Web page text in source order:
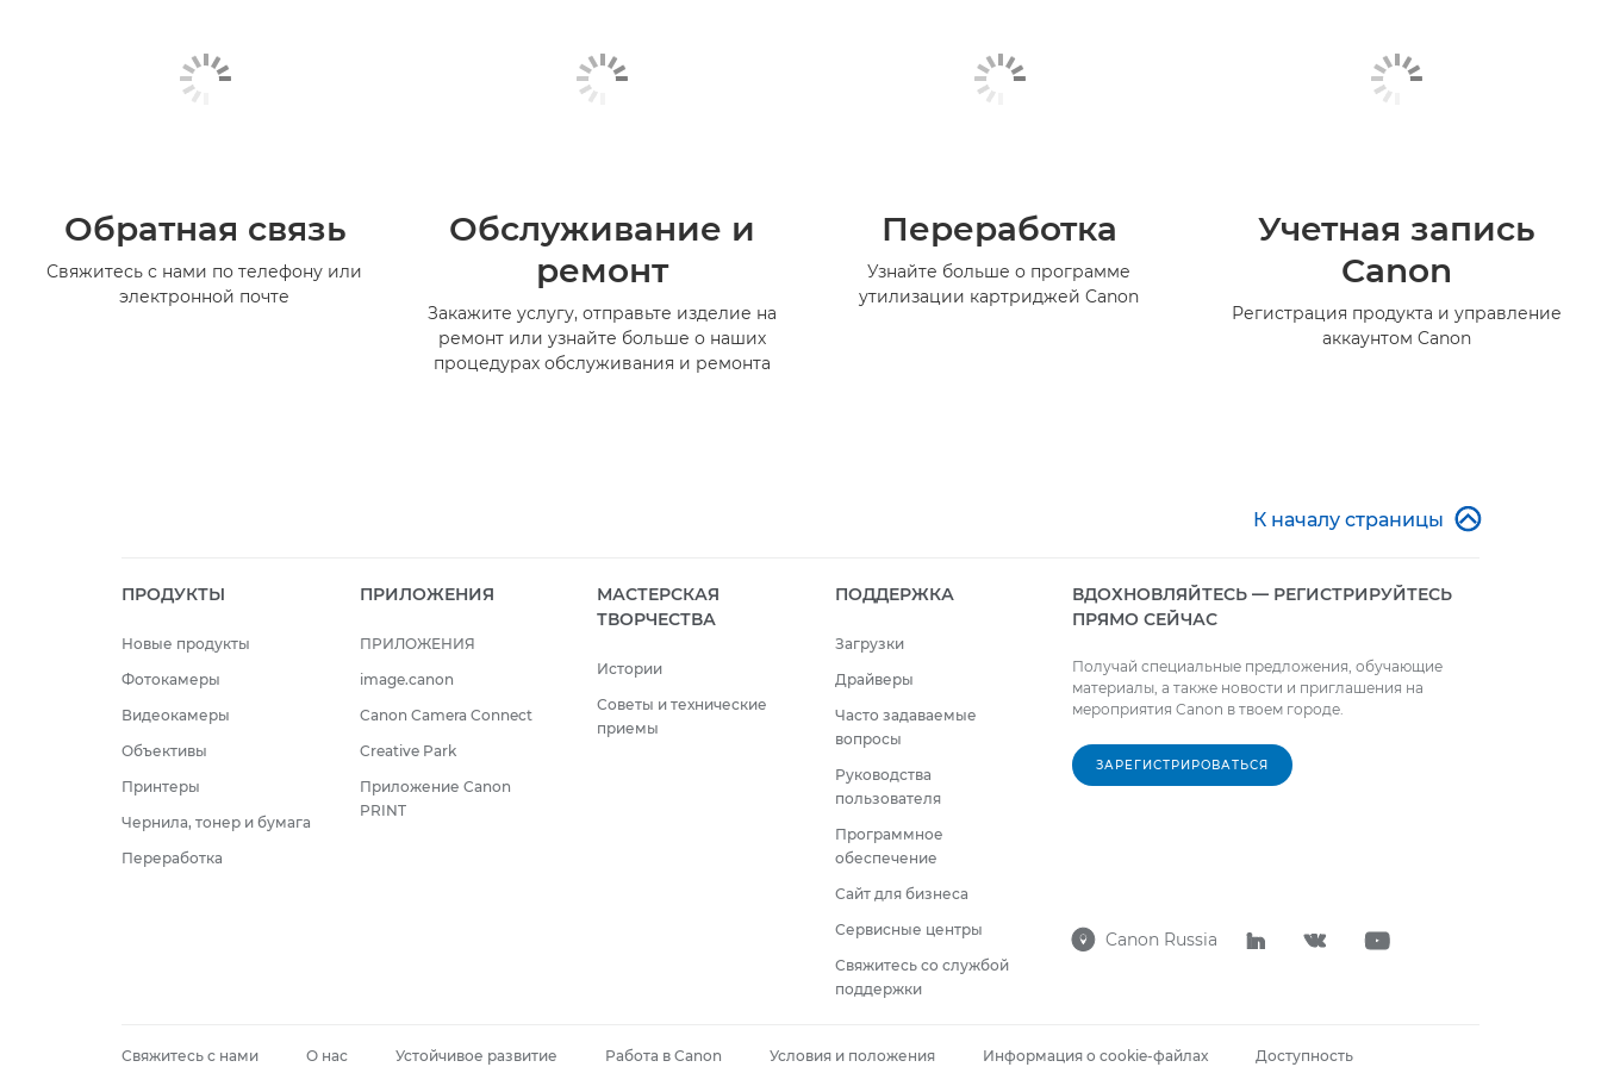
Обратная связь
Свяжитесь с нами по телефону или
электронной почте
Обслуживание и
ремонт
Закажите услугу, отправьте изделие на
ремонт или узнайте больше о наших
процедурах обслуживания и ремонта
Переработка
Узнайте больше о программе
утилизации картриджей Canon
Учетная запись
Canon
Регистрация продукта и управление
аккаунтом Canon
К началу страницы 
ПРОДУКТЫ
Новые продукты
Фотокамеры
Видеокамеры
Объективы
Принтеры
Чернила, тонер и бумага
Переработка
ПРИЛОЖЕНИЯ
ПРИЛОЖЕНИЯ
image.canon
Canon Camera Connect
Creative Park
Приложение Canon
PRINT
МАСТЕРСКАЯ
ТВОРЧЕСТВА
Истории
Советы и технические
приемы
ПОДДЕРЖКА
Загрузки
Драйверы
Часто задаваемые
вопросы
Руководства
пользователя
Программное
обеспечение
Сайт для бизнеса
Сервисные центры
Свяжитесь со службой
поддержки
ВДОХНОВЛЯЙТЕСЬ — РЕГИСТРИРУЙТЕСЬ
ПРЯМО СЕЙЧАС
Получай специальные предложения, обучающие
материалы, а также новости и приглашения на
мероприятия Canon в твоем городе.
ЗАРЕГИСТРИРОВАТЬСЯ
 Canon Russia   
Свяжитесь с нами О нас Устойчивое развитие Работа в Canon Условия и положения Информация о cookie-файлах Доступность